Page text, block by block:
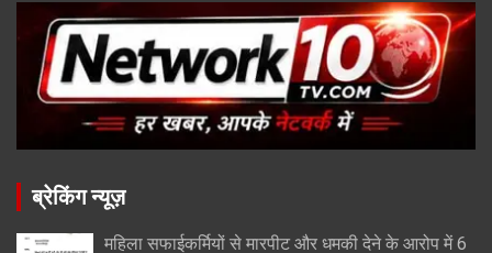
ब्रेकिंग न्यूज़
महिला सफाईकर्मियों से मारपीट और धमकी देने के आरोप में 6